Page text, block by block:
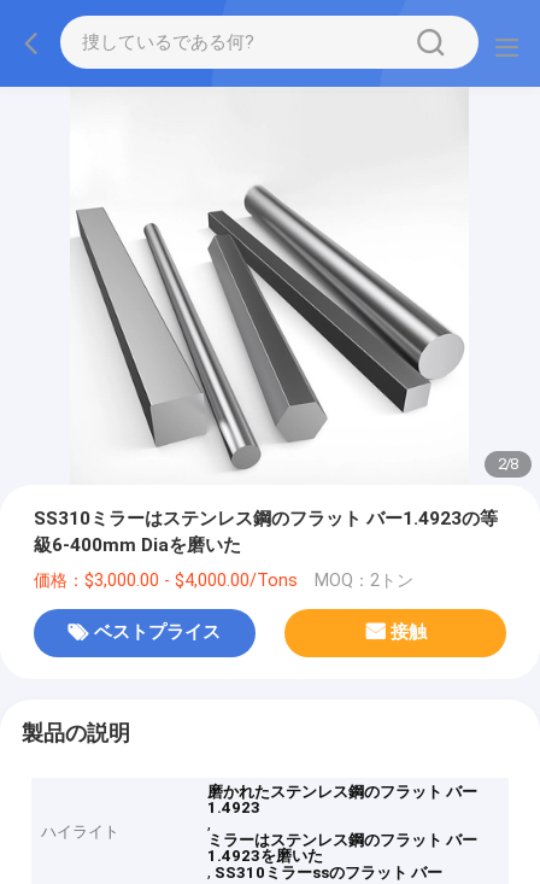
2/8
SS310ミラーはステンレス鋼のフラット バー1.4923の等
級6-400mm Diaを磨いた
価格：$3,000.00 - $4,000.00/Tons MOQ：2トン
ベストプライス 接触
製品の説明
ハイライト
磨かれたステンレス鋼のフラット バー
1.4923
,
ミラーはステンレス鋼のフラット バー
1.4923を磨いた
, SS310ミラーssのフラット バー